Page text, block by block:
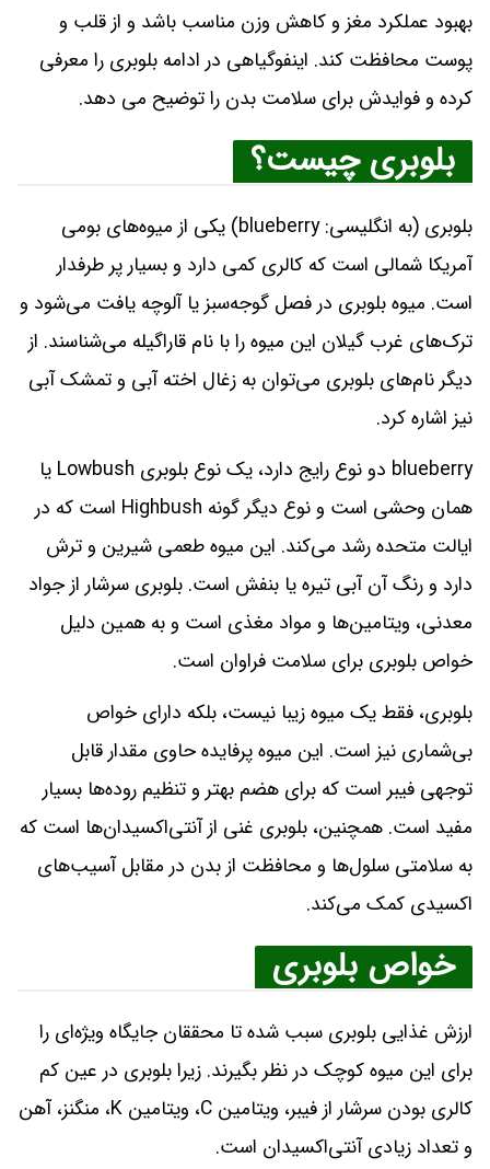
بهبود عملکرد مغز و کاهش وزن مناسب باشد و از قلب و
پوست محافظت کند. اینفوگیاهی در ادامه بلوبری را معرفی
کرده و فوایدش برای سلامت بدن را توضیح می دهد.
بلوبری چیست؟
بلوبری (به انگلیسی: blueberry) یکی از میوه‌های بومی
آمریکا شمالی است که کالری کمی دارد و بسیار پر طرفدار
است. میوه بلوبری در فصل گوجه‌سبز یا آلوچه یافت می‌شود و
ترک‌های غرب گیلان این میوه را با نام قاراگیله می‌شناسند. از
دیگر نام‌های بلوبری می‌توان به زغال اخته آبی و تمشک آبی
نیز اشاره کرد.
blueberry دو نوع رایج دارد، یک نوع بلوبری Lowbush یا
همان وحشی است و نوع دیگر گونه Highbush است که در
ایالت متحده رشد می‌کند. این میوه طعمی شیرین و ترش
دارد و رنگ آن آبی تیره یا بنفش است. بلوبری سرشار از جواد
معدنی، ویتامین‌ها و مواد مغذی است و به همین دلیل
خواص بلوبری برای سلامت فراوان است.
بلوبری، فقط یک میوه زیبا نیست، بلکه دارای خواص
بی‌شماری نیز است. این میوه پرفایده حاوی مقدار قابل
توجهی فیبر است که برای هضم بهتر و تنظیم روده‌ها بسیار
مفید است. همچنین، بلوبری غنی از آنتی‌اکسیدان‌ها است که
به سلامتی سلول‌ها و محافظت از بدن در مقابل آسیب‌های
اکسیدی کمک می‌کند.
خواص بلوبری
ارزش غذایی بلوبری سبب شده تا محققان جایگاه ویژه‌ای را
برای این میوه کوچک در نظر بگیرند. زیرا بلوبری در عین کم
کالری بودن سرشار از فیبر، ویتامین C، ویتامین K، منگنز، آهن
و تعداد زیادی آنتی‌اکسیدان است.